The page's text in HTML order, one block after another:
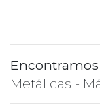
Metálicas -